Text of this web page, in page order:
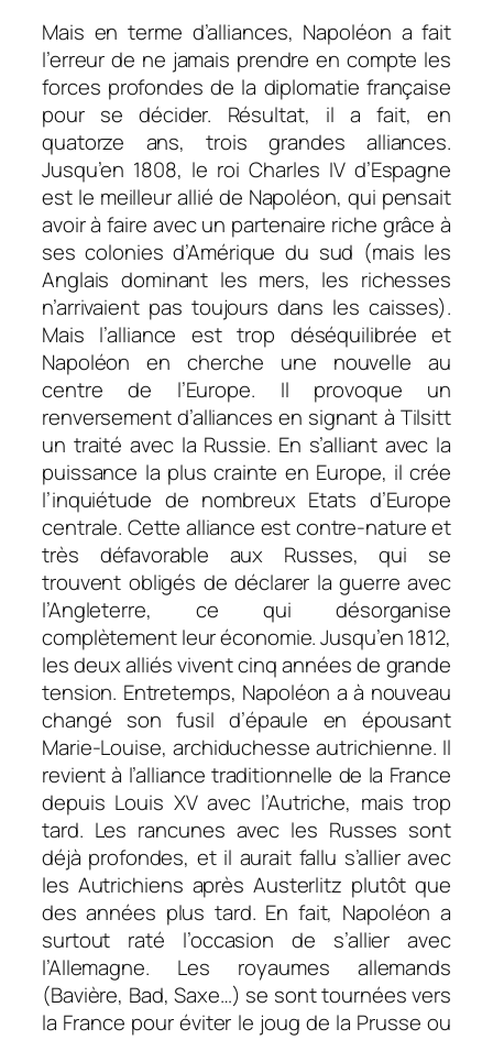
Mais en terme d’alliances, Napoléon a fait
l’erreur de ne jamais prendre en compte les
forces profondes de la diplomatie française
pour se décider. Résultat, il a fait, en
quatorze ans, trois grandes alliances.
Jusqu’en 1808, le roi Charles IV d’Espagne
est le meilleur allié de Napoléon, qui pensait
avoir à faire avec un partenaire riche grâce à
ses colonies d’Amérique du sud (mais les
Anglais dominant les mers, les richesses
n’arrivaient pas toujours dans les caisses).
Mais l’alliance est trop déséquilibrée et
Napoléon en cherche une nouvelle au
centre de l’Europe. Il provoque un
renversement d’alliances en signant à Tilsitt
un traité avec la Russie. En s’alliant avec la
puissance la plus crainte en Europe, il crée
l’inquiétude de nombreux Etats d’Europe
centrale. Cette alliance est contre-nature et
très défavorable aux Russes, qui se
trouvent obligés de déclarer la guerre avec
l’Angleterre, ce qui désorganise
complètement leur économie. Jusqu’en 1812,
les deux alliés vivent cinq années de grande
tension. Entretemps, Napoléon a à nouveau
changé son fusil d’épaule en épousant
Marie-Louise, archiduchesse autrichienne. Il
revient à l’alliance traditionnelle de la France
depuis Louis XV avec l’Autriche, mais trop
tard. Les rancunes avec les Russes sont
déjà profondes, et il aurait fallu s’allier avec
les Autrichiens après Austerlitz plutôt que
des années plus tard. En fait, Napoléon a
surtout raté l’occasion de s’allier avec
l’Allemagne. Les royaumes allemands
(Bavière, Bad, Saxe…) se sont tournées vers
la France pour éviter le joug de la Prusse ou